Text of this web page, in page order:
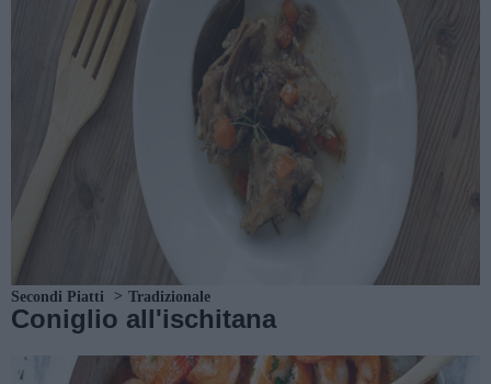
Secondi Piatti Tradizionale
Coniglio all'ischitana